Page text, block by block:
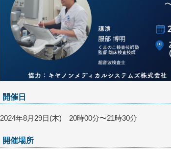
開催日
2024年8月29日(木) 20時00分〜21時30分
開催場所